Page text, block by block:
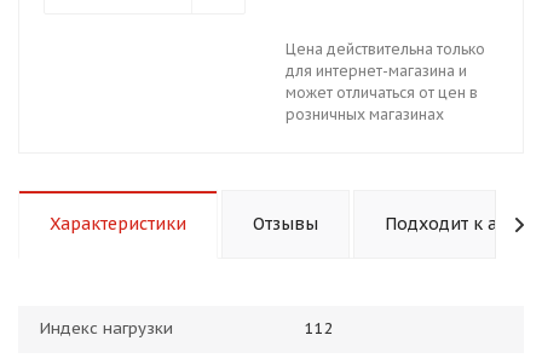
Цена действительна только
для интернет-магазина и
может отличаться от цен в
розничных магазинах
Характеристики Отзывы Подходит к авто
Индекс нагрузки 112